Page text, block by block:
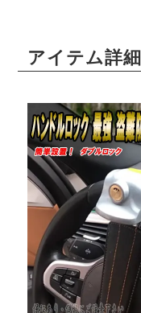
アイテム詳細